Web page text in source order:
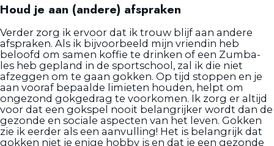
Houd je aan (andere) afspraken
Verder zorg ik ervoor dat ik trouw blijf aan andere
afspraken. Als ik bijvoorbeeld mijn vriendin heb
beloofd om samen koffie te drinken of een Zumba-
les heb gepland in de sportschool, zal ik die niet
afzeggen om te gaan gokken. Op tijd stoppen en je
aan vooraf bepaalde limieten houden, helpt om
ongezond gokgedrag te voorkomen. Ik zorg er altijd
voor dat een gokspel nooit belangrijker wordt dan de
gezonde en sociale aspecten van het leven. Gokken
zie ik eerder als een aanvulling! Het is belangrijk dat
gokken niet je enige hobby is en dat je een gezonde